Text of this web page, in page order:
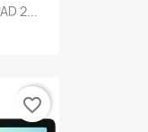
2...
favorite_border